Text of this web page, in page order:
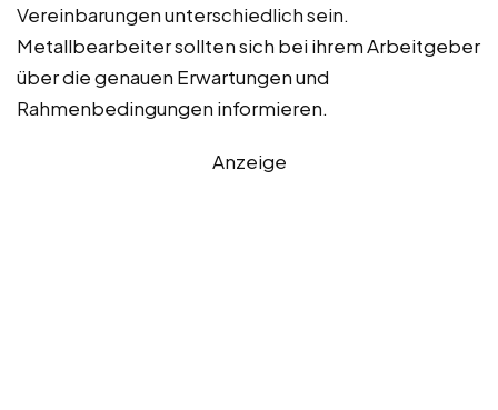
Vereinbarungen unterschiedlich sein.
Metallbearbeiter sollten sich bei ihrem Arbeitgeber
über die genauen Erwartungen und
Rahmenbedingungen informieren.
Anzeige